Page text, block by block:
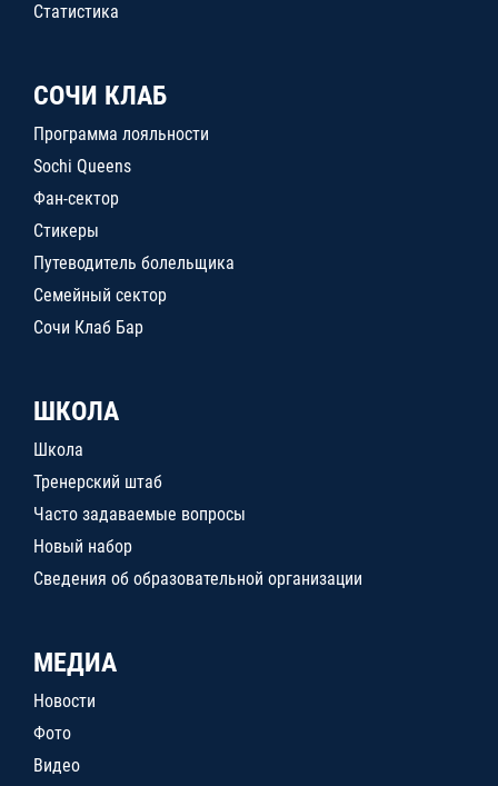
Статистика
СОЧИ КЛАБ
Программа лояльности
Sochi Queens
Фан-сектор
Стикеры
Путеводитель болельщика
Семейный сектор
Сочи Клаб Бар
ШКОЛА
Школа
Тренерский штаб
Часто задаваемые вопросы
Новый набор
Сведения об образовательной организации
МЕДИА
Новости
Фото
Видео